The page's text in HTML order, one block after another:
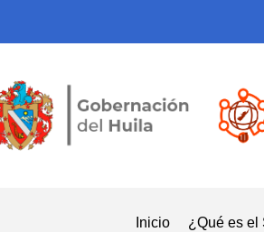
Inicio ¿Qué es el